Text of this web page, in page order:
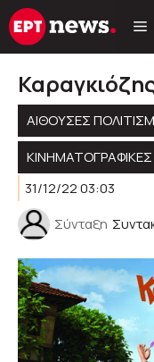
Μετάβαση
σε
ΑΊΘΟΥΣΕΣ
31/12/22 03:03
Σύνταξη